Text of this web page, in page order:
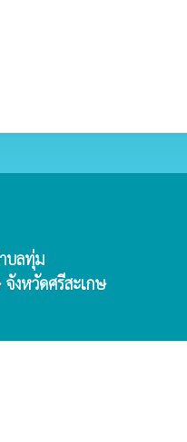
บลทุ่ม
จังหวัดศรีสะเกษ